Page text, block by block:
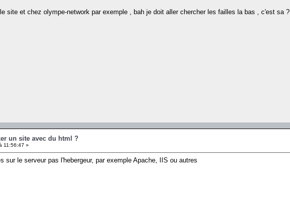
site et chez olympe-network par exemple , bah je doit aller chercher les failles la bas , c'est sa ?
un site avec du html ?
11:56:47 »
sur le serveur pas l'hebergeur, par exemple Apache, IIS ou autres